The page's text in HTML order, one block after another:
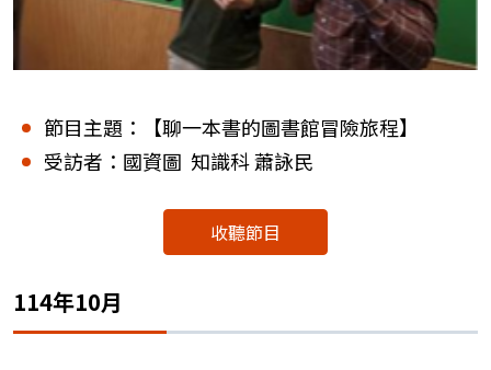
節目主題：【聊一本書的圖書館冒險旅程】
受訪者：國資圖 知識科 蕭詠民
收聽節目
114年10月